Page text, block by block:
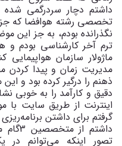
داشتم دچار سردرگمی
تخصصی رشته هوافضا که جزو
نگذرانده بودم، به جز این
ترم آخر کارشناسی بودم
ماژولار سازمان
مدیریت زمان و پیدا کردن
ذهنم را درگیر کرده بود و
دقیق و کارآمد را به
گرفتم برای داشتن
داشتم
تصور اینکه می‌توانم